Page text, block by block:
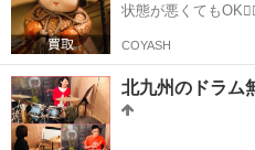
状態が悪くても
COYASH
北九州のドラム